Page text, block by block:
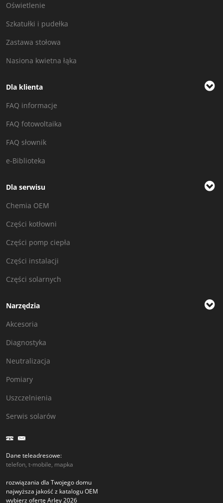
Oświetlenie
Szkatułki i pudełka
Zastawa stołowa
Nasiona kwietna łąka
Dla klienta
FAQ informacje
FAQ fotowoltaika
FAQ słownik
e-Biblioteka
Dla serwisu
Chemia OEM
Części kotłowni
Części pomp ciepła
Części instalacji
Części solarnych
Narzędzia
Akcesoria
Diagnostyka
Neutralizacja
Pomiary
Uszczelnienia
Serwis solarów
Dane teleadresowe:
telefon, t-mobile, mapka
rozwiązania dla Twojego domu
najwyższa jakość z katalogu OEM
wybierz ofertę Arley 2026